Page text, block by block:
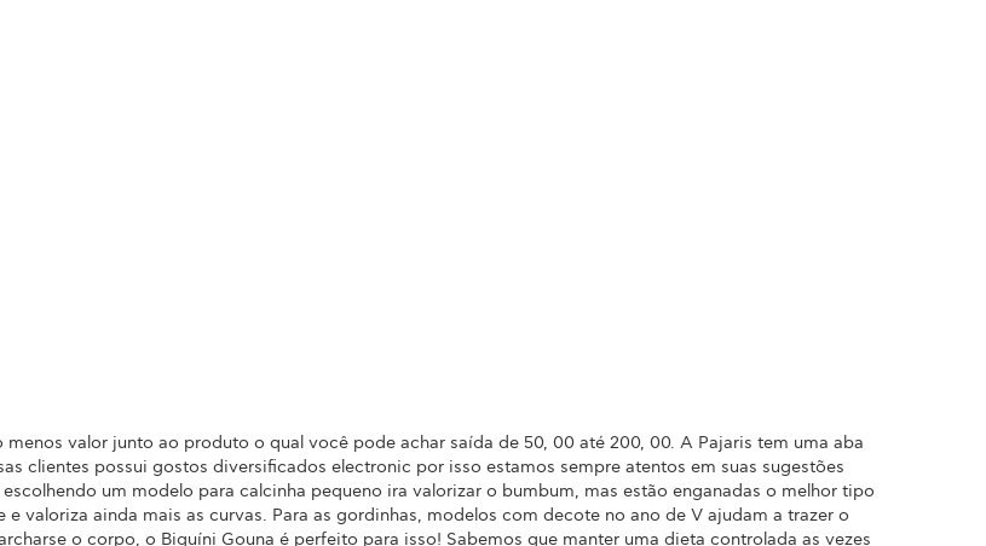
valor junto ao produto o qual você pode achar saída de 50, 00 até 200, 00. A Pajaris tem uma aba
clientes possui gostos diversificados electronic por isso estamos sempre atentos em suas sugestões
um modelo para calcinha pequeno ira valorizar o bumbum, mas estão enganadas o melhor tipo
valoriza ainda mais as curvas. Para as gordinhas, modelos com decote no ano de V ajudam a trazer o
o corpo, o Biquíni Gouna é perfeito para isso! Sabemos que manter uma dieta controlada as vezes